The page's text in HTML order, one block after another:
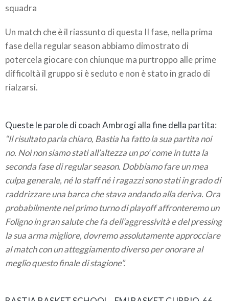
squadra
Un match che è il riassunto di questa II fase, nella prima
fase della regular season abbiamo dimostrato di
potercela giocare con chiunque ma purtroppo alle prime
difficoltà il gruppo si è seduto e non è stato in grado di
rialzarsi.
Queste le parole di coach Ambrogi alla fine della partita:
“Il risultato parla chiaro, Bastia ha fatto la sua partita noi
no. Noi non siamo stati all’altezza un po' come in tutta la
seconda fase di regular season. Dobbiamo fare un mea
culpa generale, né lo staff né i ragazzi sono stati in grado di
raddrizzare una barca che stava andando alla deriva. Ora
probabilmente nel primo turno di playoff affronteremo un
Foligno in gran salute che fa dell’aggressività e del pressing
la sua arma migliore, dovremo assolutamente approcciare
al match con un atteggiamento diverso per onorare al
meglio questo finale di stagione”.